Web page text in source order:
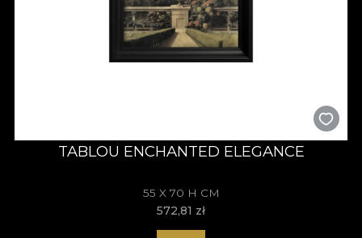
TABLOU ENCHANTED ELEGANCE
55 X 70 H CM
572,81 zł